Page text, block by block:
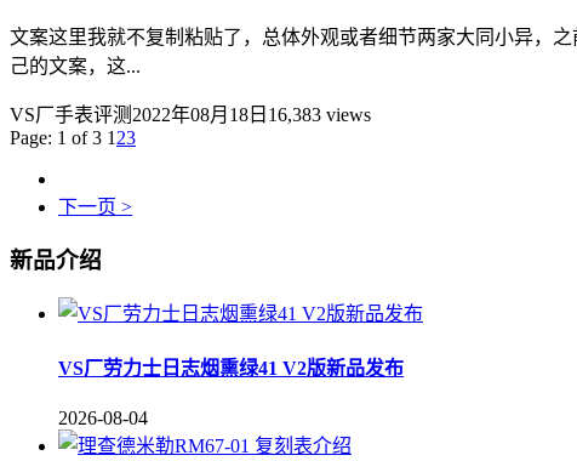
文案这里我就不复制粘贴了，总体外观或者细节两家大同小异，
己的文案，这...
VS厂手表评测 2022年08月18日 16,383 views
Page: 1 of 3 1 23
下一页 >
新品介绍
VS厂劳力士日志烟熏绿41 V2版新品发布
2026-08-04